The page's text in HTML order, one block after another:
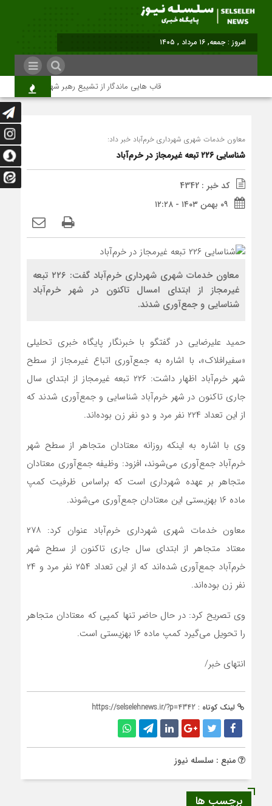
امروز : جمعه, ۱۶ مرداد , ۱۴۰۵
قاب هایی ماندگار از تشییع رهبر شهید در تهران
معاون خدمات شهری شهرداری خرم‌آباد خبر داد:
شناسایی ۲۲۶ تبعه غیرمجاز در خرم‌آباد
کد خبر : 4342
۰۹ بهمن ۱۴۰۳ - ۱۲:۲۸
معاون خدمات شهری شهرداری خرم‌آباد گفت: ۲۲۶ تبعه
غیرمجاز از ابتدای امسال تاکنون در شهر خرم‌آباد
شناسایی و جمع‌آوری شدند.
حمید علیرضایی در گفتگو با خبرنگار پایگاه خبری تحلیلی
«سفیرافلاک»، با اشاره به جمع‌آوری اتباع غیرمجاز از سطح
شهر خرم‌آباد اظهار داشت: ۲۲۶ تبعه غیرمجاز از ابتدای سال
جاری تاکنون در شهر خرم‌آباد شناسایی و جمع‌آوری شدند که
از این تعداد ۲۲۴ نفر مرد و دو نفر زن بوده‌اند.
وی با اشاره به اینکه روزانه معتادان متجاهر از سطح شهر
خرم‌آباد جمع‌آوری می‌شوند، افزود: وظیفه جمع‌آوری معتادان
متجاهر بر عهده شهرداری است که براساس ظرفیت کمپ
ماده ۱۶ بهزیستی این معتادان جمع‌آوری می‌شوند.
معاون خدمات شهری شهرداری خرم‌آباد عنوان کرد: ۲۷۸
معتاد متجاهر از ابتدای سال جاری تاکنون از سطح شهر
خرم‌آباد جمع‌آوری شده‌اند که از این تعداد ۲۵۴ نفر مرد و ۲۴
نفر زن بوده‌اند.
وی تصریح کرد: در حال حاضر تنها کمپی که معتادان متجاهر
را تحویل می‌گیرد کمپ ماده ۱۶ بهزیستی است.
انتهای خبر/
لینک کوتاه : https://selselehnews.ir/?p=4342
منبع : سلسله نیوز
برچسب ها